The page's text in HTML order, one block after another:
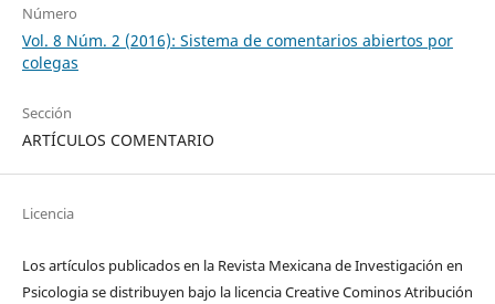
Número
Vol. 8 Núm. 2 (2016): Sistema de comentarios abiertos por
colegas
Sección
ARTÍCULOS COMENTARIO
Licencia
Los artículos publicados en la Revista Mexicana de Investigación en
Psicologia se distribuyen bajo la licencia Creative Cominos Atribución